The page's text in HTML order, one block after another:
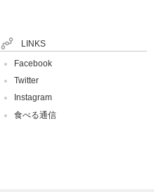
LINKS
Facebook
Twitter
Instagram
食べる通信